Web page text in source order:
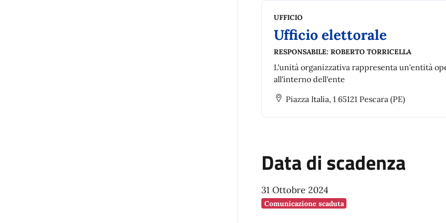
UFFICIO
Ufficio elettorale
RESPONSABILE: ROBERTO TORRICELLA
L'unità organizzativa rappresenta un'entità
all'interno dell'ente
Piazza Italia, 1 65121 Pescara (PE)
Data di scadenza
31 Ottobre 2024
Comunicazione scaduta